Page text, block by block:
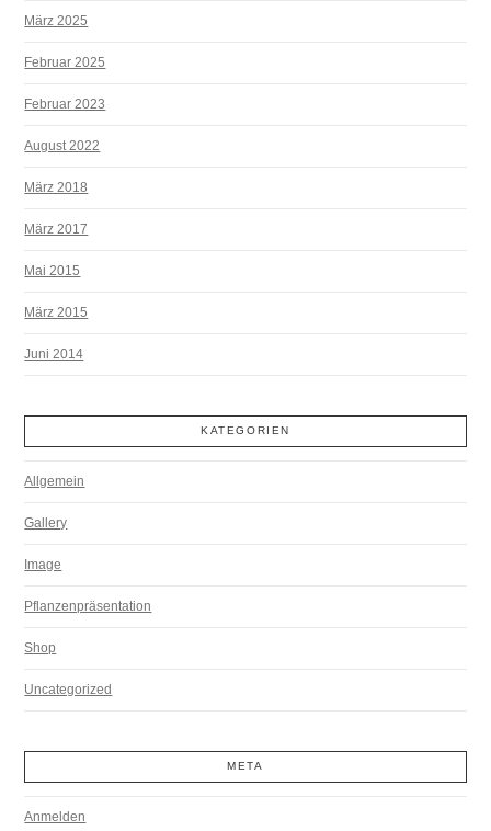
März 2025
Februar 2025
Februar 2023
August 2022
März 2018
März 2017
Mai 2015
März 2015
Juni 2014
KATEGORIEN
Allgemein
Gallery
Image
Pflanzenpräsentation
Shop
Uncategorized
META
Anmelden